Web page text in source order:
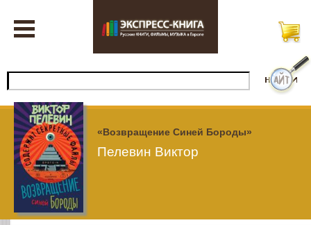
«Возвращение Синей Бороды»
Пелевин Виктор